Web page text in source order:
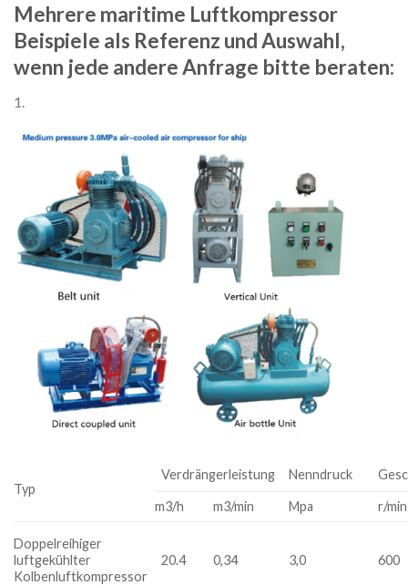
Mehrere maritime Luftkompressor
Beispiele als Referenz und Auswahl,
wenn jede andere Anfrage bitte beraten:
1.
Typ
Verdrängerleistung Nenndruck
m3/h m3/min Mpa r/min
Doppelreihiger
luftgekühlter
Kolbenluftkompressor
20.4 0,34 3,0 600